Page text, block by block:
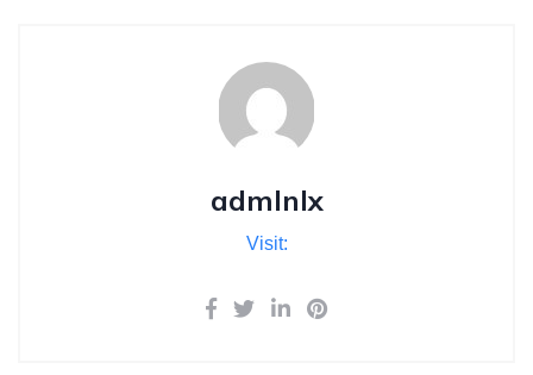
admlnlx
Visit: